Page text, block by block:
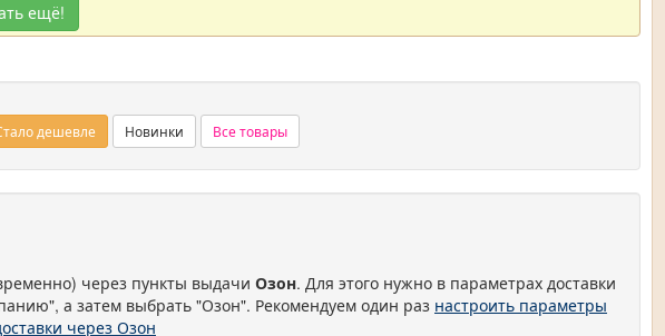
ещё!
дешевле Новинки Все товары
через пункты выдачи Озон. Для этого нужно в параметрах доставки
а затем выбрать "Озон". Рекомендуем один раз настроить параметры
через Озон